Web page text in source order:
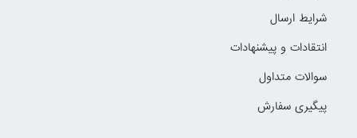
شرایط ارسال
انتقادات و پیشنهادات
سوالات متداول
پیگیری سفارش